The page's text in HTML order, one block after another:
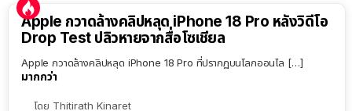
Apple กวาดล้างคลิปหลุด iPhone 18 Pro หลังวิดีโอ
Drop Test ปลิวหายจากสื่อโซเชียล
Apple กวาดล้างคลิปหลุด iPhone 18 Pro ที่ปรากฏบนโลกออนไล […]
มากกว่า
โดย Thitirath Kinaret